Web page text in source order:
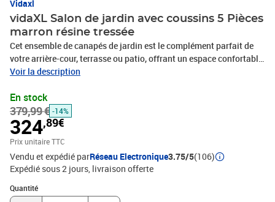
Vidaxl
vidaXL Salon de jardin avec coussins 5 Pièces
marron résine tressée
Cet ensemble de canapés de jardin est le complément parfait de
votre arrière-cour, terrasse ou patio, offrant un espace confortable
et accueillant pour discuter avec la famille et les amis ou
la résine tressée, également connue sous le nom de poly rotin, est
un matériau synthétique solide et nécessitant peu d'entretien qui
ressemble au rotin naturel. Il est léger, facile à nettoyer et
couramment utilisé pour les meubles d'extérieur en raison de sa
durabilité et de ses propriétés de résistance aux
intempéries.Expérience d'assise confortable : cet ensemble de
meubles d'extérieur, doté de coussins épais, offre une expérience
d'assise confortable.Housse amovible et lavable : ces coussins de
Voir la description
En stock
379,99 € -14%
324,89€
Prix unitaire TTC
Vendu et expédié parRéseau Electronique3.75/5(106)
Expédié sous 2 jours livraison offerte
Quantité
Quantité : 1